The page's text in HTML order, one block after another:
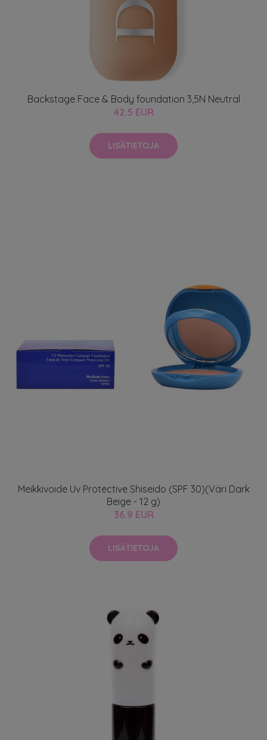
Backstage Face & Body foundation 3,5N Neutral
42.5 EUR
LISÄTIETOJA
Meikkivoide Uv Protective Shiseido (SPF 30)(Väri Dark
Beige - 12 g)
36.9 EUR
LISÄTIETOJA